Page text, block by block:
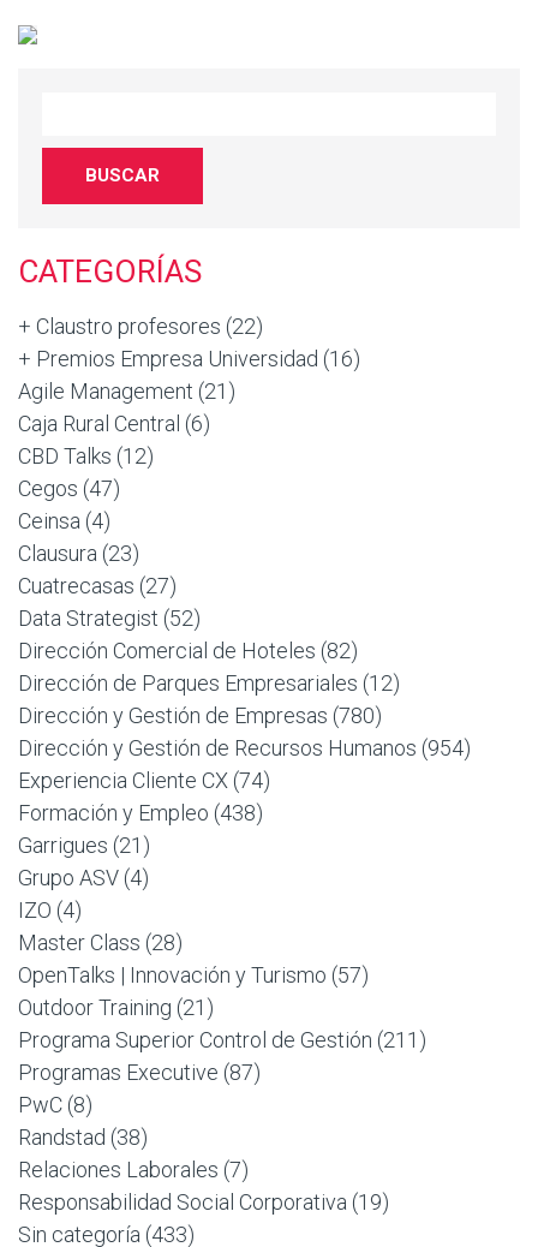
CATEGORÍAS
+ Claustro profesores (22)
+ Premios Empresa Universidad (16)
Agile Management (21)
Caja Rural Central (6)
CBD Talks (12)
Cegos (47)
Ceinsa (4)
Clausura (23)
Cuatrecasas (27)
Data Strategist (52)
Dirección Comercial de Hoteles (82)
Dirección de Parques Empresariales (12)
Dirección y Gestión de Empresas (780)
Dirección y Gestión de Recursos Humanos (954)
Experiencia Cliente CX (74)
Formación y Empleo (438)
Garrigues (21)
Grupo ASV (4)
IZO (4)
Master Class (28)
OpenTalks | Innovación y Turismo (57)
Outdoor Training (21)
Programa Superior Control de Gestión (211)
Programas Executive (87)
PwC (8)
Randstad (38)
Relaciones Laborales (7)
Responsabilidad Social Corporativa (19)
Sin categoría (433)